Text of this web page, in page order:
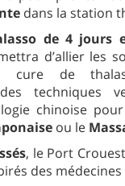
dans la station
de 4 jours
d’allier les
cure de
techniques
chinoise
ou le
, le Port
des médecines